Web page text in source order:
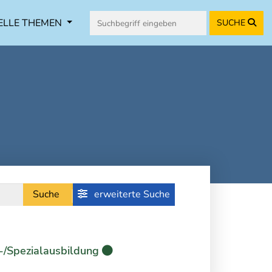
THEMEN SUCHE
Suche erweiterte Suche
Spezialausbildung